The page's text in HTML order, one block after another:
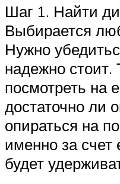
Шаг 1. Найти
Выбирается
Нужно
надежно стоит.
посмотреть на
достаточно ли
опираться на
именно за счет
будет